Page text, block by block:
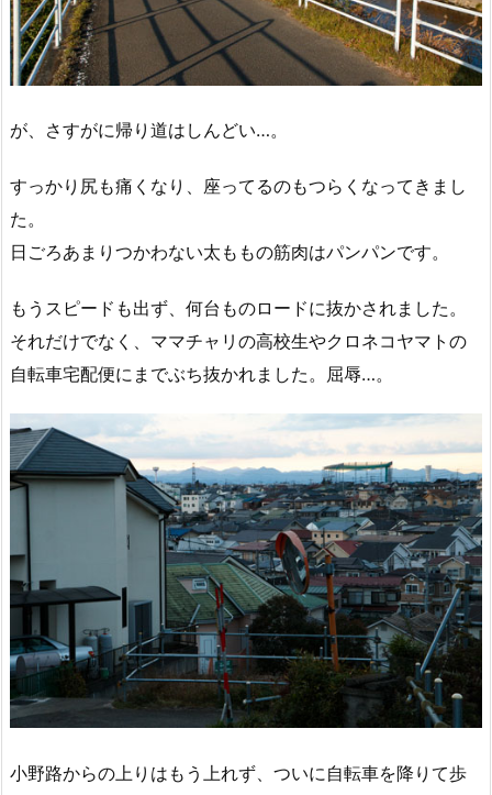
が、さすがに帰り道はしんどい…。
すっかり尻も痛くなり、座ってるのもつらくなってきまし
た。
日ごろあまりつかわない太ももの筋肉はパンパンです。
もうスピードも出ず、何台ものロードに抜かされました。
それだけでなく、ママチャリの高校生やクロネコヤマトの
自転車宅配便にまでぶち抜かれました。屈辱…。
小野路からの上りはもう上れず、ついに自転車を降りて歩